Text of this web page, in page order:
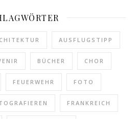
AUSFLUGSTIPP
BÜCHER CHOR
FEUERWEHR FOTO
FRANKREICH